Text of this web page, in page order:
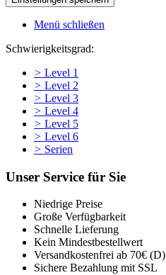
Menü schließen
Schwierigkeitsgrad:
> Level 1
> Level 2
> Level 3
> Level 4
> Level 5
> Level 6
> Serien
Unser Service für Sie
Niedrige Preise
Große Verfügbarkeit
Schnelle Lieferung
Kein Mindestbestellwert
Versandkostenfrei ab 70€ (D)
Sichere Bezahlung mit SSL